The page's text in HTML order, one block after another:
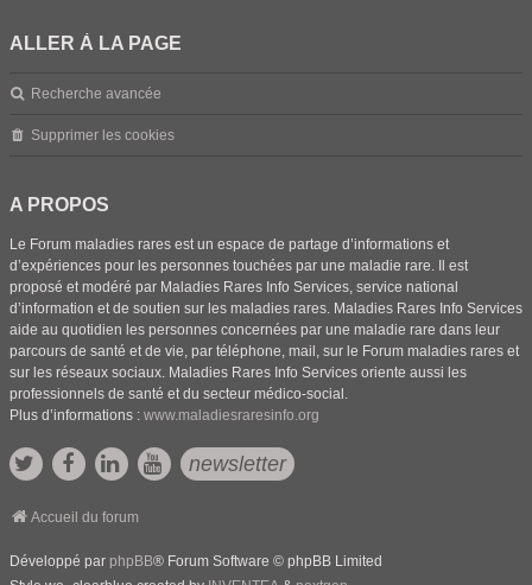
ALLER À LA PAGE
Recherche avancée
Supprimer les cookies
A PROPOS
Le Forum maladies rares est un espace de partage d’informations et
d’expériences pour les personnes touchées par une maladie rare. Il est
proposé et modéré par Maladies Rares Info Services, service national
d’information et de soutien sur les maladies rares. Maladies Rares Info Services
aide au quotidien les personnes concernées par une maladie rare dans leur
parcours de santé et de vie, par téléphone, mail, sur le Forum maladies rares et
sur les réseaux sociaux. Maladies Rares Info Services oriente aussi les
professionnels de santé et du secteur médico-social.
Plus d’informations : www.maladiesraresinfo.org
newsletter
Accueil du forum
Développé par phpBB® Forum Software © phpBB Limited